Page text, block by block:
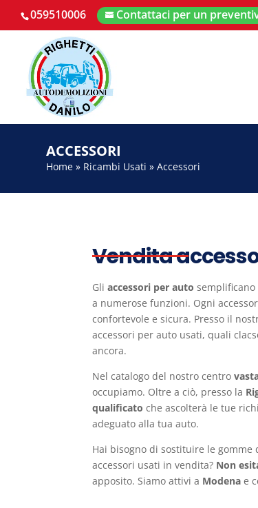
059510006 Contattaci per un
ACCESSORI
Home » Ricambi Usati »Accessori
Vendita
Gliaccessori per auto
a numerose funzioni. Ogni
confortevole e sicura. Presso il
accessori per auto usati, quali
ancora.
Nel catalogo del nostro centro
occupiamo. Oltre a ciò, presso la
qualificato che ascolterà le tue
adeguato alla tua auto.
Hai bisogno di sostituire le gomme
accessori usati in vendita? Non
apposito. Siamo attivi a Modena e